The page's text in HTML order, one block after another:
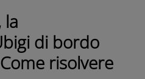
la
di bordo
risolvere